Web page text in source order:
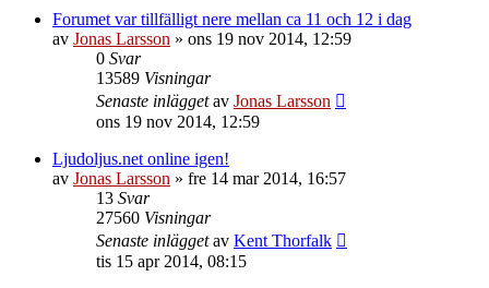
Forumet var tillfälligt nere mellan ca 11 och 12 i dag
av Jonas Larsson » ons 19 nov 2014, 12:59
0 Svar
13589 Visningar
Senaste inläggetav Jonas Larsson
ons 19 nov 2014, 12:59
Ljudoljus.net online igen!
av Jonas Larsson » fre 14 mar 2014, 16:57
13 Svar
27560 Visningar
Senaste inläggetav Kent Thorfalk
tis 15 apr 2014, 08:15